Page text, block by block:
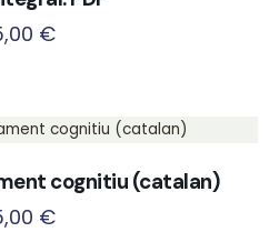
€
cognitiu (catalan)
€